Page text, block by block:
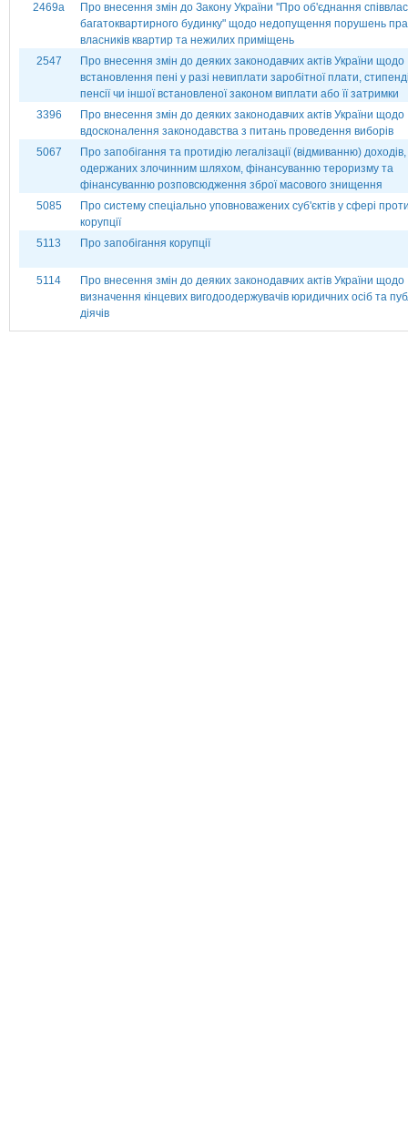
2469а
Про внесення змін до Закону України ''Про об'єднання
багатоквартирного будинку" щодо недопущення порушень
власників квартир та нежилих приміщень
2547
Про внесення змін до деяких законодавчих актів України щодо
встановлення пені у разі невиплати заробітної плати,
пенсії чи іншої встановленої законом виплати або її затримки
3396
Про внесення змін до деяких законодавчих актів України щодо
вдосконалення законодавства з питань проведення виборів
5067
Про запобігання та протидію легалізації (відмиванню) доходів,
одержаних злочинним шляхом, фінансуванню тероризму та
фінансуванню розповсюдження зброї масового знищення
5085
Про систему спеціально уповноважених суб'єктів у сфері
корупції
5113
Про запобігання корупції
5114
Про внесення змін до деяких законодавчих актів України щодо
визначення кінцевих вигодоодержувачів юридичних осіб та
діячів